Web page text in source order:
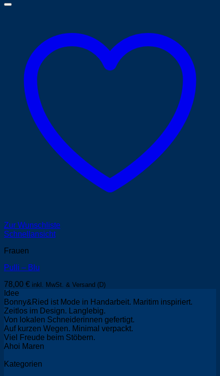
Zur Wunschliste
Schnellansicht
Frauen
Pulli – Blu
78,00 € inkl. MwSt. & Versand (D)
Idee
Bonny&Ried ist Mode in Handarbeit. Maritim inspiriert.
Zeitlos im Design. Langlebig.
Von lokalen Schneiderinnen gefertigt.
Auf kurzen Wegen. Minimal verpackt.
Viel Freude beim Stöbern.
Ahoi Maren
Kategorien